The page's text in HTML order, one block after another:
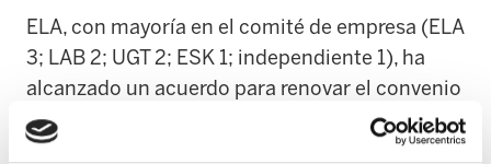
ELA, con mayoría en el comité de empresa (ELA
3; LAB 2; UGT 2; ESK 1; independiente 1), ha
alcanzado un acuerdo para renovar el convenio
colectivo de Galletas Artiach en Orozko hasta
2028 que incorpora mejoras relevantes en una